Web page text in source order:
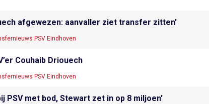
afgewezen: aanvaller ziet transfer zitten'
PSV Eindhoven
Couhaib Driouech
PSV Eindhoven
PSV met bod, Stewart zet in op 8 miljoen'